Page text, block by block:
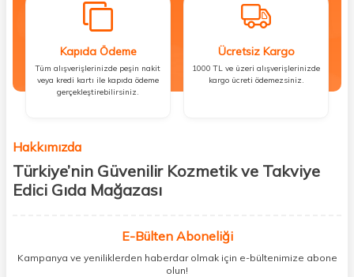
Kapıda Ödeme
Tüm alışverişlerinizde peşin nakit
veya kredi kartı ile kapıda ödeme
gerçekleştirebilirsiniz.
Ücretsiz Kargo
1000 TL ve üzeri alışverişlerinizde
kargo ücreti ödemezsiniz.
Hakkımızda
Türkiye’nin Güvenilir Kozmetik ve Takviye
Edici Gıda Mağazası
kişisel bakım hem de takviye edici gıda ürünlerini sizlerle
buluşturuyoruz. Artık mağaza mağaza dolaşmanıza gerek yok;
ihtiyacınız olan her şeyi tek bir çatı altında topluyor ve kapınıza kadar
E-Bülten Aboneliği
Kampanya ve yeniliklerden haberdar olmak için e-bültenimize abone
olun!